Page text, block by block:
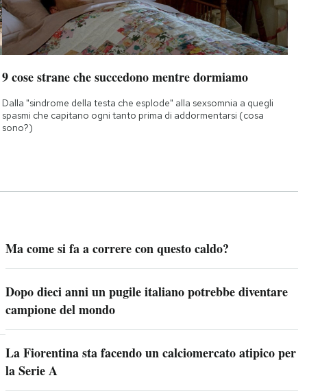
9 cose strane che succedono mentre dormiamo
Dalla "sindrome della testa che esplode" alla sexsomnia a quegli
spasmi che capitano ogni tanto prima di addormentarsi (cosa
sono?)
Ma come si fa a correre con questo caldo?
Dopo dieci anni un pugile italiano potrebbe diventare
campione del mondo
La Fiorentina sta facendo un calciomercato atipico per
la Serie A